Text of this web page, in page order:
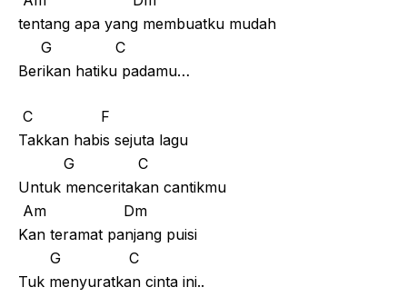
tentang apa yang membuatku mudah
G C
Berikan hatiku padamu…
C F
Takkan habis sejuta lagu
G C
Untuk menceritakan cantikmu
Am Dm
Kan teramat panjang puisi
G C
Tuk menyuratkan cinta ini..